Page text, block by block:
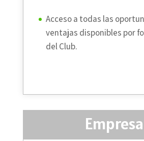
Acceso a todas las
ventajas disponibles por
del Club.
Empresa